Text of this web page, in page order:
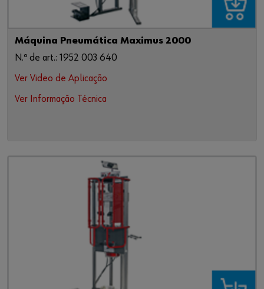
Máquina Pneumática Maximus 2000
N.º de art.: 1952 003 640
Ver Video de Aplicação
Ver Informação Técnica